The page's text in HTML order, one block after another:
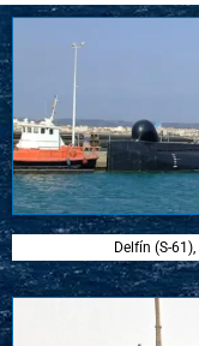
Delfín (S-